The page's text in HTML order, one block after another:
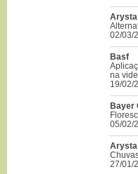
Arysta
02/03/
Basf
na
19/02/
Bayer
05/02/
Arysta
27/01/